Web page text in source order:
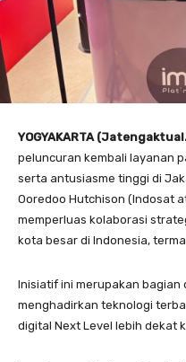
YOGYAKARTA
peluncuran kembali layanan
serta antusiasme tinggi di
Ooredoo Hutchison (Indosat
memperluas kolaborasi
kota besar di Indonesia,
Inisiatif ini merupakan bagian
menghadirkan teknologi
digital Next Level lebih dekat